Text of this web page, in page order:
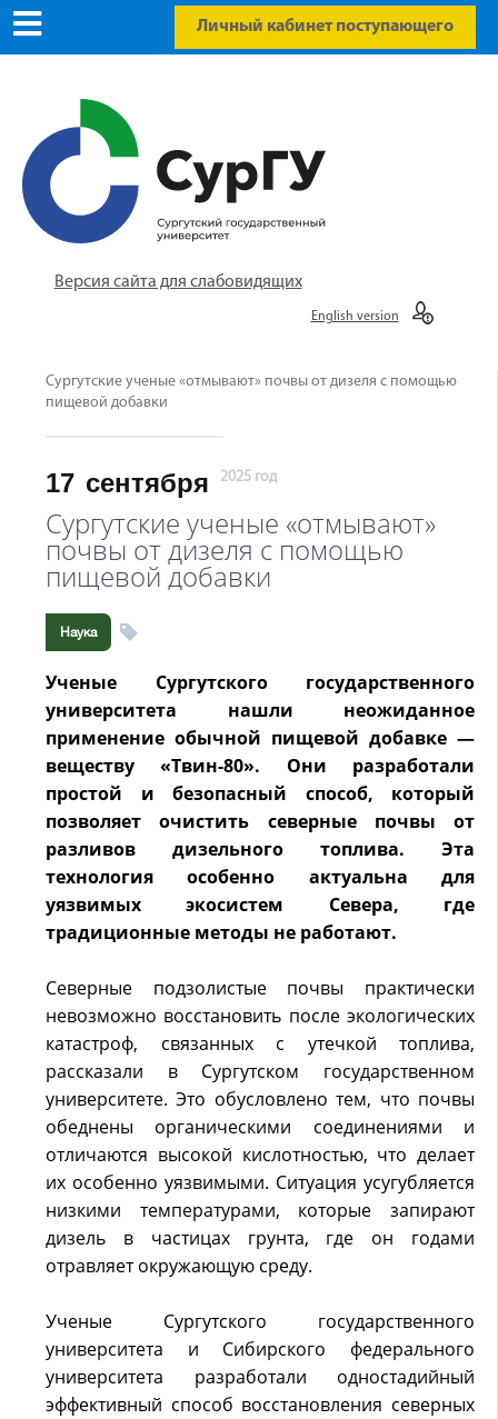
Личный кабинет поступающего
Версия сайта для слабовидящих
English version
Сургутские ученые «отмывают» почвы от дизеля с помощью
пищевой добавки
17 сентября 2025 год
Сургутские ученые «отмывают»
почвы от дизеля с помощью
пищевой добавки
Наука
Ученые Сургутского государственного
университета нашли неожиданное
применение обычной пищевой добавке —
веществу «Твин-80». Они разработали
простой и безопасный способ, который
позволяет очистить северные почвы от
разливов дизельного топлива. Эта
технология особенно актуальна для
уязвимых экосистем Севера, где
традиционные методы не работают.
Северные подзолистые почвы практически
невозможно восстановить после экологических
катастроф, связанных с утечкой топлива,
рассказали в Сургутском государственном
университете. Это обусловлено тем, что почвы
обеднены органическими соединениями и
отличаются высокой кислотностью, что делает
их особенно уязвимыми. Ситуация усугубляется
низкими температурами, которые запирают
дизель в частицах грунта, где он годами
отравляет окружающую среду.
Ученые Сургутского государственного
университета и Сибирского федерального
университета разработали одностадийный
эффективный способ восстановления северных